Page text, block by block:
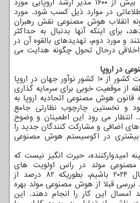
در موارد ذیل کسب شود. مورد
انقلاب هوش مصنوعی نقش رهبران
برای اینکه آنها بدنبال به حداکثر
و مورد دوم، تهدیدهای بالقوه آن در
اخلاقی درحال تحول چگونه هدایت می
در اروپا
با توجه به این که هفت کشور از ۱۰ کشور نوآور جهان در اروپا
از موقعیت خوبی برای سرمایه گذاری
قانون هوش مصنوعی اتحادیه اروپا به
و نخستین چارچوب نظارتی جامع
انتظار می رود این اطمینان و وضوح
های اضافی و مشارکت کنندگان جدید را
در اکوسیستم هوش مصنوعی
امیدوارکننده، حیرت انگیز نیست که
مولد در راس اولویت های
مدیران عامل برای سال ۲۰۲۴ باشیم، بطوریکه ۸۲ درصد از
بررسی قبلا از هوش مصنوعی مولد بهره
امسال این کار را انجام دهند. این